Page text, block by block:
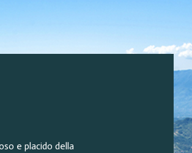
e placido della